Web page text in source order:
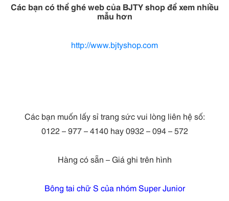
Các bạn có thể ghé web của BJTY shop để xem nhiều
mẫu hơn
http://www.bjtyshop.com
Các bạn muốn lấy sỉ trang sức vui lòng liên hệ số:
0122 – 977 – 4140 hay 0932 – 094 – 572
Hàng có sẵn – Giá ghi trên hình
Bông tai chữ S của nhóm Super Junior